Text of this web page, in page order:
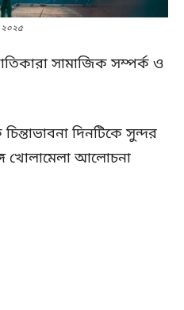
২০২৫
সামাজিক সম্পর্ক ও
দিনটিকে সুন্দর
খোলামেলা আলোচনা